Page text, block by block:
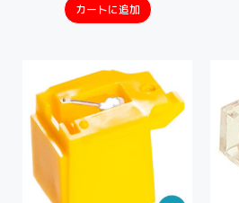
カートに追加